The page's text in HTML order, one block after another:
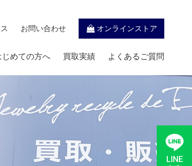
お問い合わせ オンラインストア
じめての方へ 買取実績 よくあるご質問
LINE